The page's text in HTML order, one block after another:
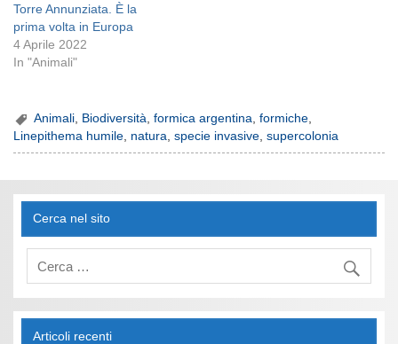
Torre Annunziata. È la
prima volta in Europa
4 Aprile 2022
In "Animali"
Animali Biodiversità ,formica argentina ,formiche
Linepithema humile, natura,specie invasive,supercolonia
Cerca nel sito
Articoli recenti